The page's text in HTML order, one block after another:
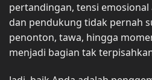
pertandingan, tensi
dan pendukung tidak pernah
penonton, tawa, hingga
menjadi bagian tak